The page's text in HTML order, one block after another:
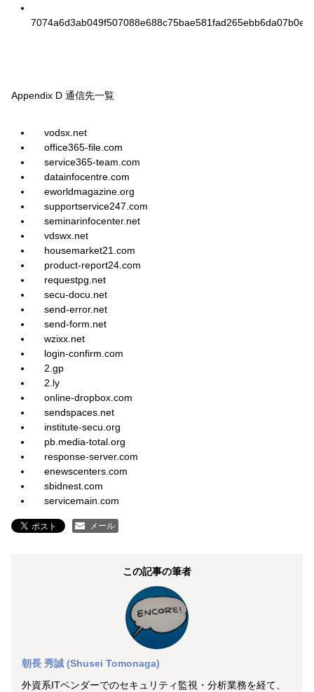
Appendix D 通信先一覧
vodsx.net
office365-file.com
service365-team.com
datainfocentre.com
eworldmagazine.org
supportservice247.com
seminarinfocenter.net
vdswx.net
housemarket21.com
product-report24.com
requestpg.net
secu-docu.net
send-error.net
send-form.net
wzixx.net
login-confirm.com
2.gp
2.ly
online-dropbox.com
sendspaces.net
institute-secu.org
pb.media-total.org
response-server.com
enewscenters.com
sbidnest.com
servicemain.com
メール
この記事の筆者
朝長 秀誠 (Shusei Tomonaga)
外資系ITベンダーでのセキュリティ監視・分析業務を経て、